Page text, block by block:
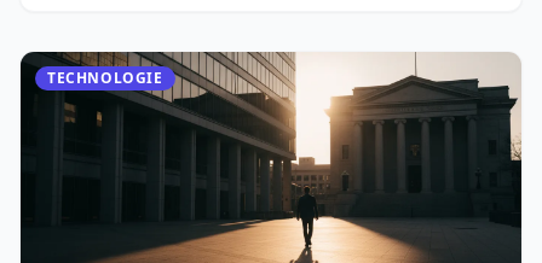
TECHNOLOGIE